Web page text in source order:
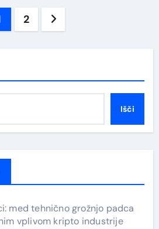
2
Išči
med tehnično grožnjo padca
vplivom kripto industrije